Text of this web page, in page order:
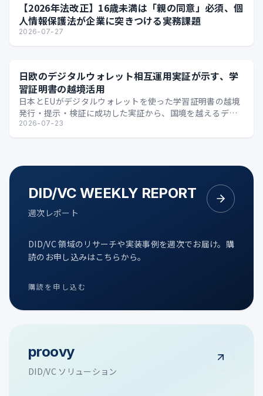
【2026年法改正】16歳未満は「親の同意」必須、個
人情報保護法が企業に突きつける実務課題
2026-07-27
日欧のデジタルウォレット相互運用実証が示す、学
習証明書の越境活用
日本とEUがデジタルウォレットを使った学習証明書の越境
発行・提示・検証に成功した実証から、国境を越えるデジ
タル証明の可能性を整理します。
2026-07-23
DID/VC WEEKLY REPORT
週次レポート
DID/VC 領域のリサーチや実装事例を週次でお届け。購
読のお申し込みはこちらから。
購読を申し込む
proovy
DID/VC ソリューション